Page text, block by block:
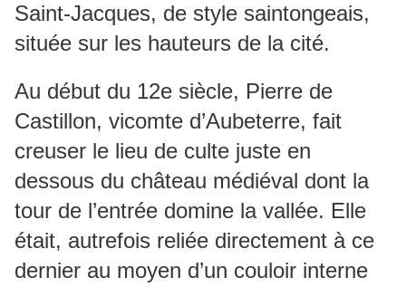
Saint-Jacques, de style saintongeais,
située sur les hauteurs de la cité.
Au début du 12e siècle, Pierre de
Castillon, vicomte d’Aubeterre, fait
creuser le lieu de culte juste en
dessous du château médiéval dont la
tour de l’entrée domine la vallée. Elle
était, autrefois reliée directement à ce
dernier au moyen d’un couloir interne